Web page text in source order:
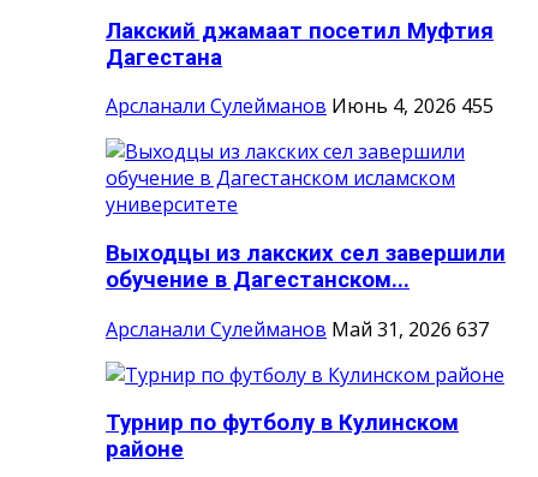
Лакский джамаат посетил Муфтия
Дагестана
Арсланали Сулейманов Июнь 4, 2026 455
Выходцы из лакских сел завершили
обучение в Дагестанском...
Арсланали Сулейманов Май 31, 2026 637
Турнир по футболу в Кулинском
районе